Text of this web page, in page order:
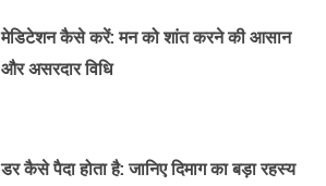
मेडिटेशन कैसे करें: मन को शांत करने की आसान
और असरदार विधि
डर कैसे पैदा होता है: जानिए दिमाग का बड़ा रहस्य